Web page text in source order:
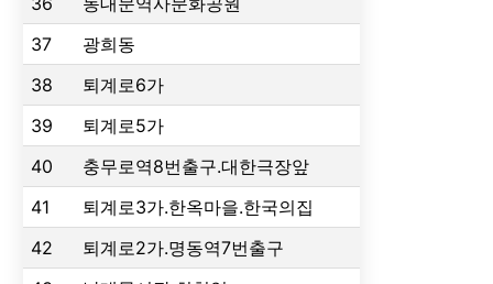
37
광희동
38
퇴계로6가
39
퇴계로5가
40
충무로역8번출구.대한극장앞
41
퇴계로3가.한옥마을.한국의집
42
퇴계로2가.명동역7번출구